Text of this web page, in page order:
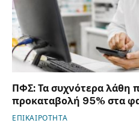
ΠΦΣ: Τα συχνότερα λάθη
προκαταβολή 95% στα
ΕΠΙΚΑΙΡΟΤΗΤΑ